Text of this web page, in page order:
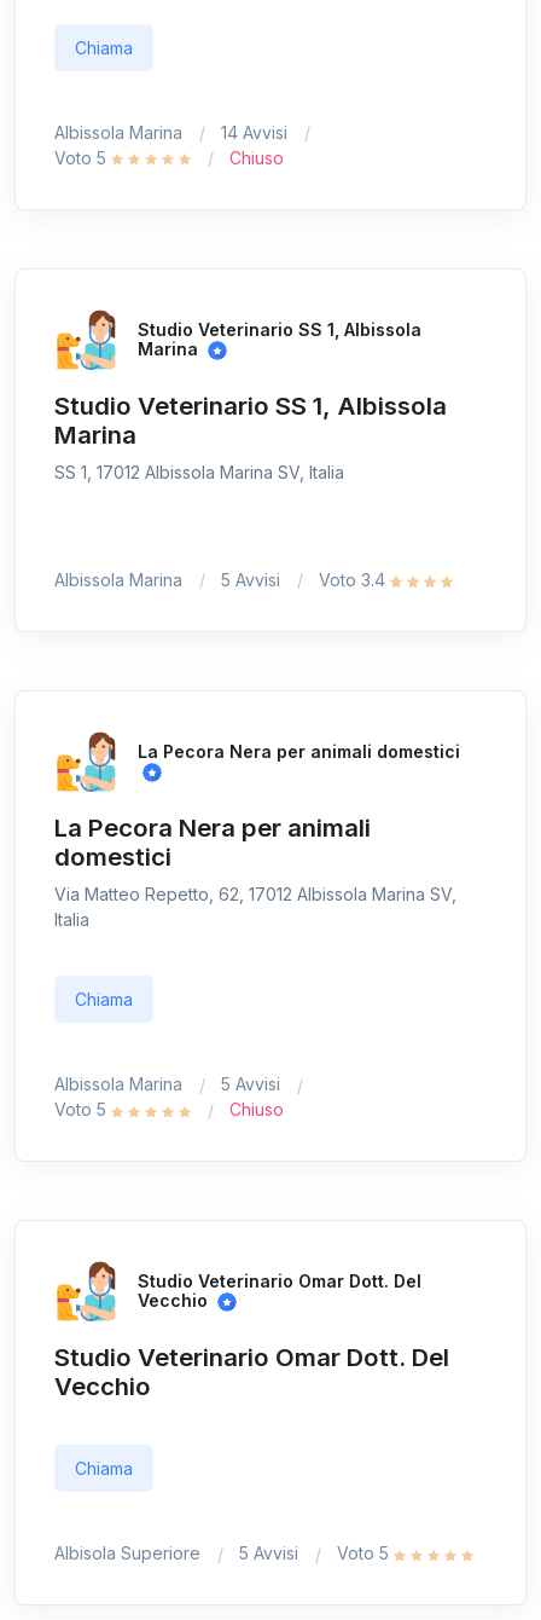
Chiama
Albissola Marina
14 Avvisi
Voto 5
Chiuso
Studio Veterinario SS 1, Albissola
Marina
Studio Veterinario SS 1, Albissola
Marina
SS 1, 17012 Albissola Marina SV, Italia
Albissola Marina 5 Avvisi Voto 3.4
La Pecora Nera per animali domestici
La Pecora Nera per animali
domestici
Via Matteo Repetto, 62, 17012 Albissola Marina SV,
Italia
Chiama
Albissola Marina
5 Avvisi
Voto 5
Chiuso
Studio Veterinario Omar Dott. Del
Vecchio
Studio Veterinario Omar Dott. Del
Vecchio
Chiama
Albisola Superiore 5 Avvisi Voto 5